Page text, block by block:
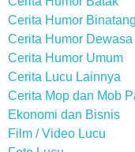
Cerita Humor Binatang
Cerita Humor Dewasa
Cerita Humor Umum
Cerita Lucu Lainnya
Cerita Mop dan Mob
Ekonomi dan Bisnis
Film / Video Lucu